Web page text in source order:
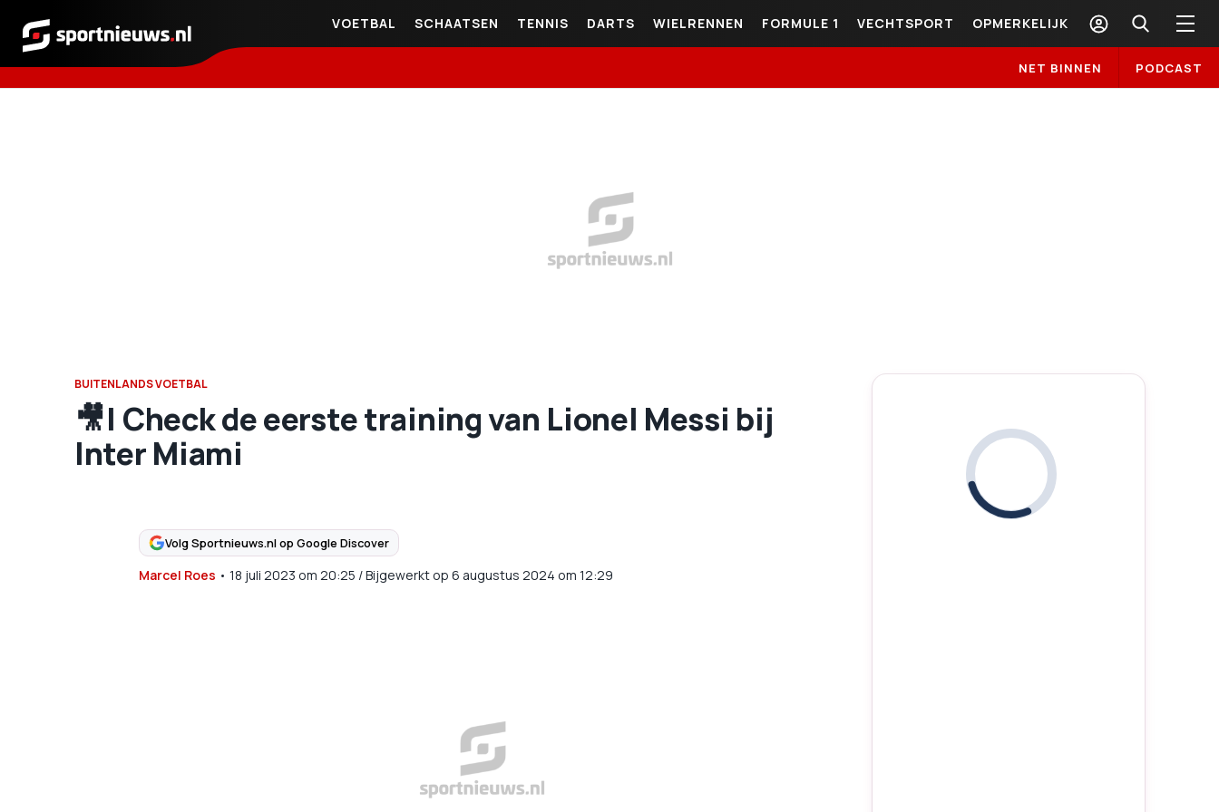
Sportnieuws.nl
VOETBAL SCHAATSEN TENNIS DARTS WIELRENNEN FORMULE 1 VECHTSPORT OPMERKELIJK
NET BINNEN PODCAST
BUITENLANDS VOETBAL
🎥 | Check de eerste training van Lionel Messi bij
Inter Miami
Volg Sportnieuws.nl op Google Discover
Marcel Roes • 18 juli 2023 om 20:25 /Bijgewerkt op 6 augustus 2024 om 12:29